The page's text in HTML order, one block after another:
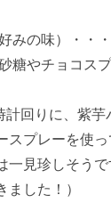
みの味）・・
糖やチョコス
回りに、紫
プレーを使っ
一見珍しそう
した！）